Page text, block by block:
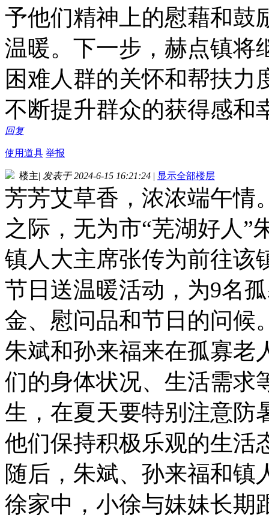
予他们精神上的慰藉和鼓
温暖。下一步，赫点镇将
困难人群的关怀和帮扶力
不断提升群众的获得感和
回复
使用道具 举报
楼主| 发表于 2024-6-15 16:21:24 | 显示全部楼层
芳芳艾草香，浓浓端午情
之际，无为市“芜湖好人”
镇人大主席张传为前往该
节日送温暖活动，为9名
金、慰问品和节日的问候
朱斌和孙来福来在孤寡老
们的身体状况、生活需求
生，在夏天要特别注意防
他们保持积极乐观的生活
随后，朱斌、孙来福和镇
徐家中，小徐与妹妹长期